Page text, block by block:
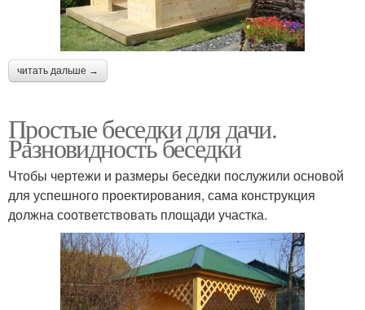
читать дальше →
Простые беседки для дачи.
Разновидность беседки
Чтобы чертежи и размеры беседки послужили основой
для успешного проектирования, сама конструкция
должна соответствовать площади участка.